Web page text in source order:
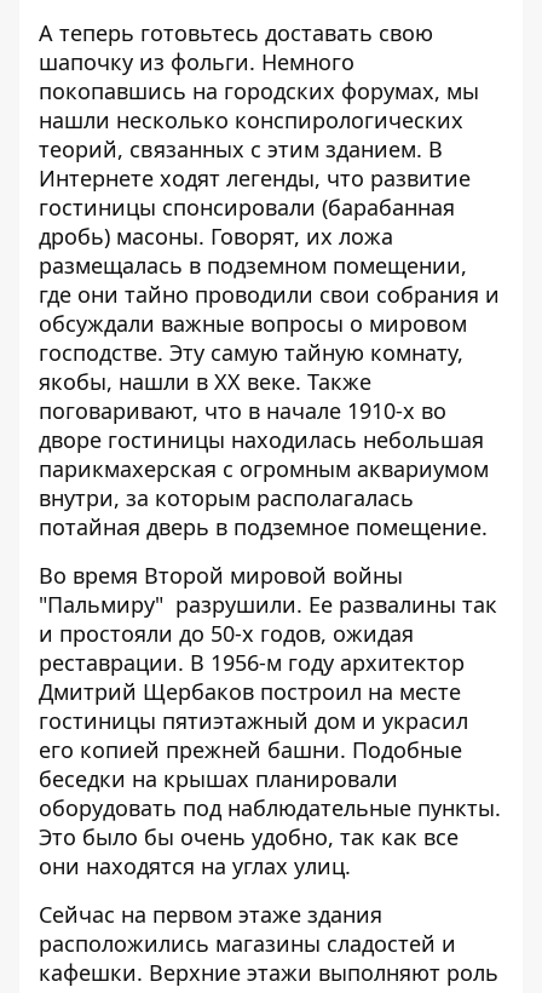
А теперь готовьтесь доставать свою
шапочку из фольги. Немного
покопавшись на городских форумах, мы
нашли несколько конспирологических
теорий, связанных с этим зданием. В
Интернете ходят легенды, что развитие
гостиницы спонсировали (барабанная
дробь) масоны. Говорят, их ложа
размещалась в подземном помещении,
где они тайно проводили свои собрания и
обсуждали важные вопросы о мировом
господстве. Эту самую тайную комнату,
якобы, нашли в ХХ веке. Также
поговаривают, что в начале 1910-х во
дворе гостиницы находилась небольшая
парикмахерская с огромным аквариумом
внутри, за которым располагалась
потайная дверь в подземное помещение.
Во время Второй мировой войны
"Пальмиру" разрушили. Ее развалины так
и простояли до 50-х годов, ожидая
реставрации. В 1956-м году архитектор
Дмитрий Щербаков построил на месте
гостиницы пятиэтажный дом и украсил
его копией прежней башни. Подобные
беседки на крышах планировали
оборудовать под наблюдательные пункты.
Это было бы очень удобно, так как все
они находятся на углах улиц.
Сейчас на первом этаже здания
расположились магазины сладостей и
кафешки. Верхние этажи выполняют роль